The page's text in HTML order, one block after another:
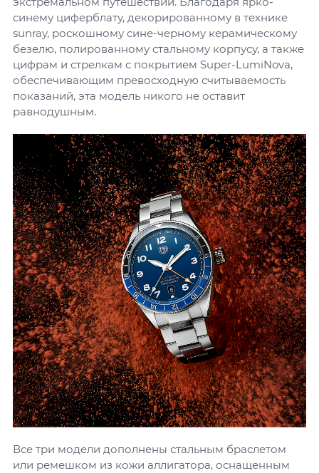
синему циферблату, декорированному в технике
sunray, роскошному сине-черному керамическому
безелю, полированному стальному корпусу, а также
цифрам и стрелкам с покрытием Super-LumiNova,
обеспечивающим превосходную считываемость
показаний, эта модель никого не оставит
равнодушным.
Все три модели дополнены стальным браслетом
или ремешком из кожи аллигатора, оснащенным